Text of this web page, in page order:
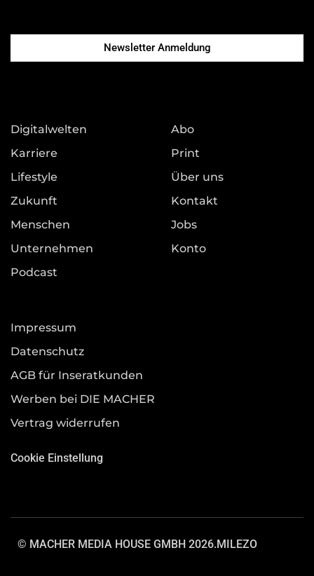
Newsletter Anmeldung
Digitalwelten
Karriere
Lifestyle
Zukunft
Menschen
Unternehmen
Podcast
Abo
Print
Über uns
Kontakt
Jobs
Konto
Impressum
Datenschutz
AGB für Inseratkunden
Werben bei DIE MACHER
Vertrag widerrufen
Cookie Einstellung
© MACHER MEDIA HOUSE GMBH 2026.MILEZO